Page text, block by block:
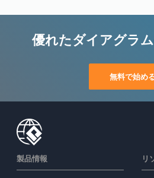
優れたダイアグラ
無料で始め
製品情報 リ